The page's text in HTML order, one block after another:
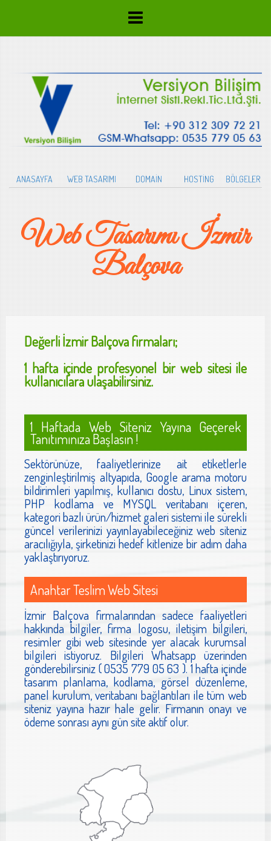
ANASAYFA WEB TASARIMI DOMAİN HOSTİNG BÖLGELER
Web Tasarımı İzmir
Balçova
Değerliİzmir Balçovafirmaları;
1 hafta içinde profesyonel bir web sitesi ile
kullanıcılara ulaşabilirsiniz.
1 Haftada Web Siteniz Yayına Geçerek
Tanıtımınıza Başlasın !
Sektörünüze, faaliyetlerinize ait etiketlerle
zenginleştirilmiş altyapıda, Google arama motoru
bildirimleri yapılmış, kullanıcı dostu, Linux sistem,
PHP kodlama ve MYSQL veritabanı içeren,
kategori bazlı ürün/hizmet galeri sistemi ile sürekli
güncel verilerinizi yayınlayabileceğiniz web siteniz
aracılığıyla, şirketinizi hedef kitlenize bir adım daha
yaklaştırıyoruz.
Anahtar Teslim Web Sitesi
İzmir Balçova firmalarından sadece faaliyetleri
hakkında bilgiler, firma logosu, iletişim bilgileri,
resimler gibi web sitesinde yer alacak kurumsal
bilgileri istiyoruz. Bilgileri Whatsapp üzerinden
gönderebilirsiniz ( 0535 779 05 63 ). 1 hafta içinde
tasarım planlama, kodlama, görsel düzenleme,
panel kurulum, veritabanı bağlantıları ile tüm web
siteniz yayına hazır hale gelir. Firmanın onayı ve
ödeme sonrası aynı gün site aktif olur.